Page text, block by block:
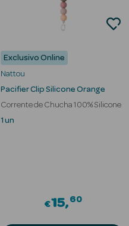
Exclusivo Online
Nattou
Pacifier Clip Silicone Orange
Corrente de Chucha 100% Silicone
1 un
€15 60